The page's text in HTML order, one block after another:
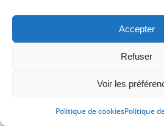
Accepter
Refuser
Voir les
Politique de cookiesPolitique